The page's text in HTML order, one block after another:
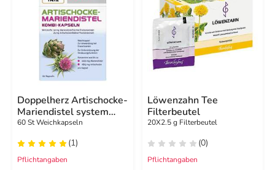
Doppelherz Artischocke-
Mariendistel system
Weichk.
60 St Weichkapseln
(1)
Pflichtangaben
Löwenzahn Tee
Filterbeutel
20X2.5 g Filterbeutel
(0)
Pflichtangaben